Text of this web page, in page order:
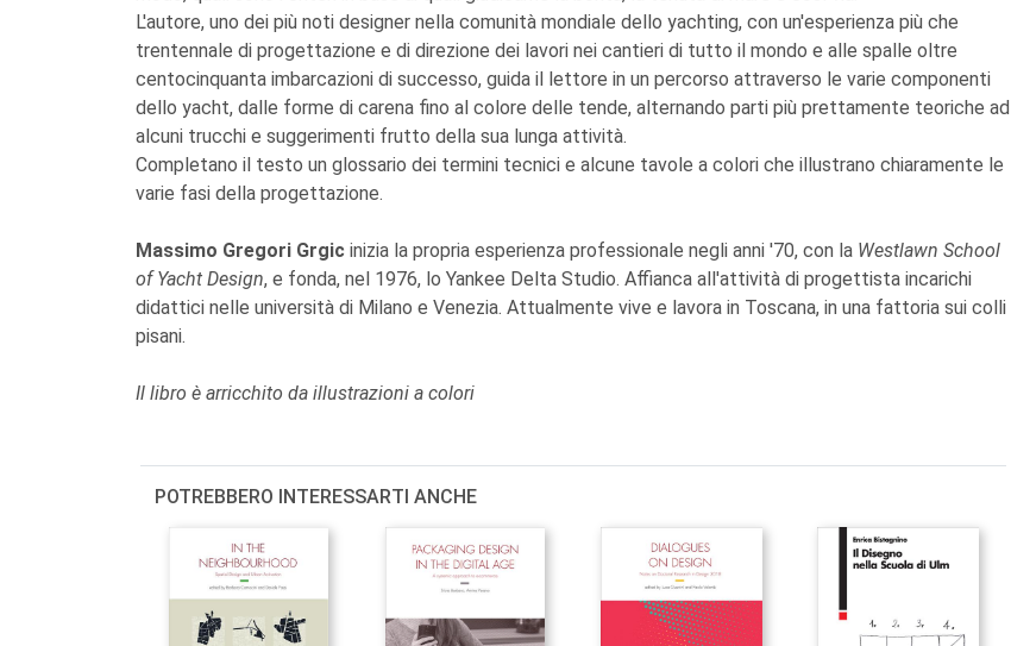
L'autore, uno dei più noti designer nella comunità mondiale dello yachting, con un'esperienza più che
trentennale di progettazione e di direzione dei lavori nei cantieri di tutto il mondo e alle spalle oltre
centocinquanta imbarcazioni di successo, guida il lettore in un percorso attraverso le varie componenti
dello yacht, dalle forme di carena fino al colore delle tende, alternando parti più prettamente teoriche ad
alcuni trucchi e suggerimenti frutto della sua lunga attività.
Completano il testo un glossario dei termini tecnici e alcune tavole a colori che illustrano chiaramente le
varie fasi della progettazione.
Massimo Gregori Grgic inizia la propria esperienza professionale negli anni '70, con la Westlawn School
of Yacht Design, e fonda, nel 1976, lo Yankee Delta Studio. Affianca all'attività di progettista incarichi
didattici nelle università di Milano e Venezia. Attualmente vive e lavora in Toscana, in una fattoria sui colli
pisani.
Il libro è arricchito da illustrazioni a colori
POTREBBERO INTERESSARTI ANCHE